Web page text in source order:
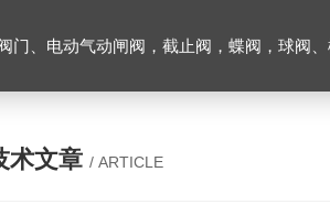
动气动闸阀，截止阀，蝶阀，球阀、楼宇自控阀、消
术文章 / ARTICLE